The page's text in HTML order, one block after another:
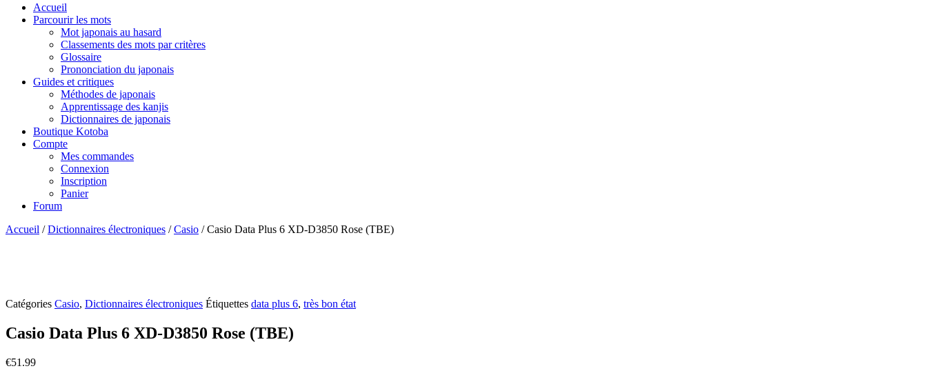
Accueil
Parcourir les mots
Mot japonais au hasard
Classements des mots par critères
Glossaire
Prononciation du japonais
Guides et critiques
Méthodes de japonais
Apprentissage des kanjis
Dictionnaires de japonais
Boutique Kotoba
Compte
Mes commandes
Connexion
Inscription
Panier
Forum
Accueil /Dictionnaires électroniques /Casio / Casio Data Plus 6 XD-D3850 Rose (TBE)
Catégories Casio, Dictionnaires électroniques Étiquettes data plus 6, très bon état
Casio Data Plus 6 XD-D3850 Rose (TBE)
€51.99